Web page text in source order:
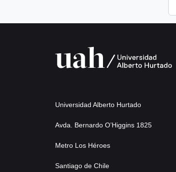
Universidad Alberto Hurtado
Avda. Bernardo O’Higgins 1825
Metro Los Héroes
Santiago de Chile